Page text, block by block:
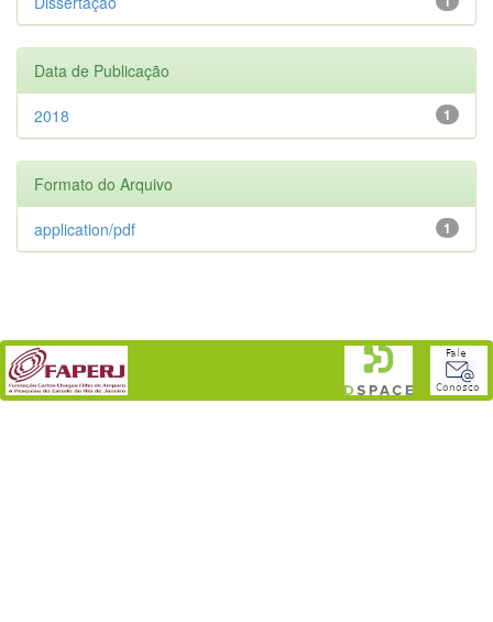
Data de Publicação
1
2018
Formato do Arquivo
1
application/pdf